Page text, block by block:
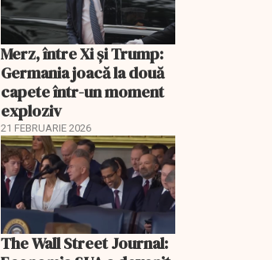
Merz, între Xi și Trump:
Germania joacă la două
capete într-un moment
exploziv
21 FEBRUARIE 2026
The Wall Street Journal: